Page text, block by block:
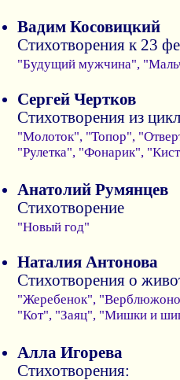
Вадим Косовицкий
Стихотворения к 23
"Будущий мужчина",
Сергей Чертков
Стихотворения из
"Молоток", "Топор",
"Рулетка", "Фонарик",
Анатолий Румянцев
Стихотворение
"Новый год"
Наталия Антонова
Стихотворения о
"Жеребенок",
"Кот", "Заяц", "Мишки и
Алла Игорева
Стихотворения: